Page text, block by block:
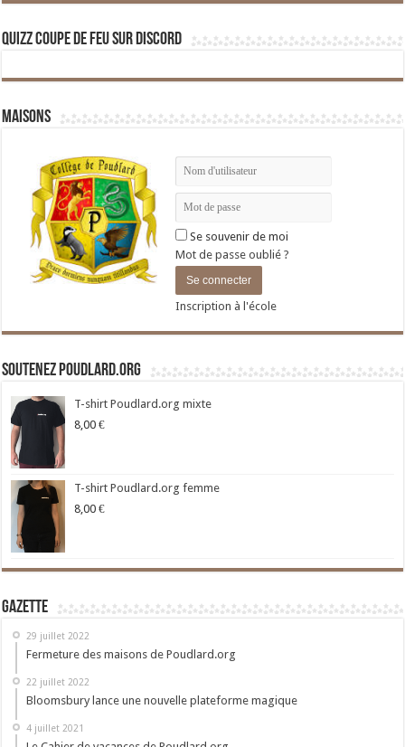
Quizz Coupe de Feu sur Discord
Maisons
Se souvenir de moi
Mot de passe oublié ?
Inscription à l'école
Soutenez Poudlard.org
T-shirt Poudlard.org mixte
8,00 €
T-shirt Poudlard.org femme
8,00 €
Gazette
29 juillet 2022
Fermeture des maisons de Poudlard.org
22 juillet 2022
Bloomsbury lance une nouvelle plateforme magique
4 juillet 2021